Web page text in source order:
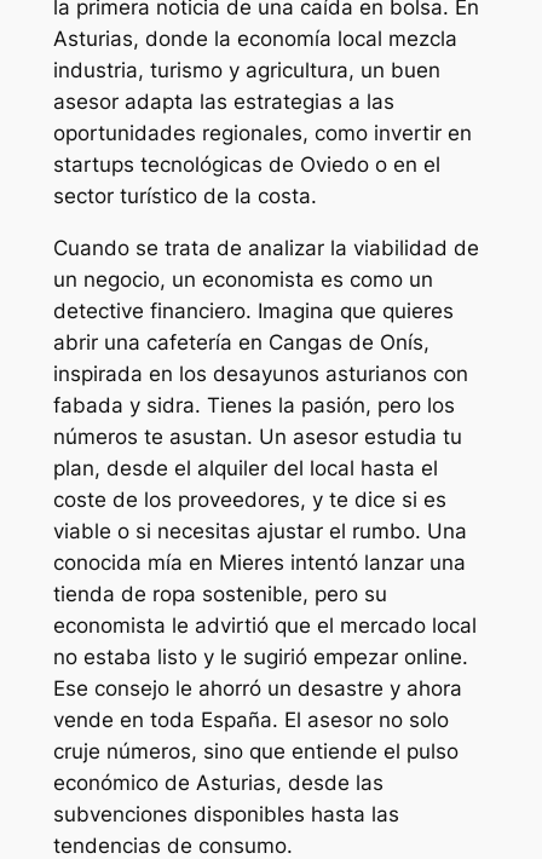
la primera noticia de una caída en bolsa. En
Asturias, donde la economía local mezcla
industria, turismo y agricultura, un buen
asesor adapta las estrategias a las
oportunidades regionales, como invertir en
startups tecnológicas de Oviedo o en el
sector turístico de la costa.
Cuando se trata de analizar la viabilidad de
un negocio, un economista es como un
detective financiero. Imagina que quieres
abrir una cafetería en Cangas de Onís,
inspirada en los desayunos asturianos con
fabada y sidra. Tienes la pasión, pero los
números te asustan. Un asesor estudia tu
plan, desde el alquiler del local hasta el
coste de los proveedores, y te dice si es
viable o si necesitas ajustar el rumbo. Una
conocida mía en Mieres intentó lanzar una
tienda de ropa sostenible, pero su
economista le advirtió que el mercado local
no estaba listo y le sugirió empezar online.
Ese consejo le ahorró un desastre y ahora
vende en toda España. El asesor no solo
cruje números, sino que entiende el pulso
económico de Asturias, desde las
subvenciones disponibles hasta las
tendencias de consumo.